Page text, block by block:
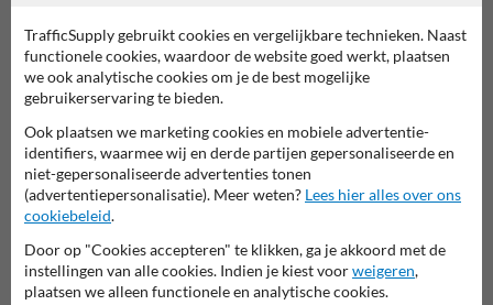
Spoorwegbord in serie MB
deze informatie printen
overzicht officiële spoorwegborden
TrafficSupply gebruikt cookies en vergelijkbare technieken. Naast
functionele cookies, waardoor de website goed werkt, plaatsen
we ook analytische cookies om je de best mogelijke
gebruikerservaring te bieden.
Ook plaatsen we marketing cookies en mobiele advertentie-
identifiers, waarmee wij en derde partijen gepersonaliseerde en
niet-gepersonaliseerde advertenties tonen
(advertentiepersonalisatie). Meer weten? Lees hier alles over ons
cookiebeleid.
Door op "Cookies accepteren" te klikken, ga je akkoord met de
instellingen van alle cookies. Indien je kiest voorweigeren,
plaatsen we alleen functionele en analytische cookies.